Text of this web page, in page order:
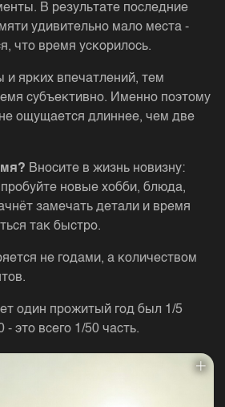
В результате последние
удивительно мало места -
что время ускорилось.
ярких впечатлений, тем
субъективно. Именно поэтому
ощущается длиннее, чем две
Вносите в жизнь новизну:
новые хобби, блюда,
замечать детали и время
так быстро.
не годами, а количеством
один прожитый год был 1/5
это всего 1/50 часть.